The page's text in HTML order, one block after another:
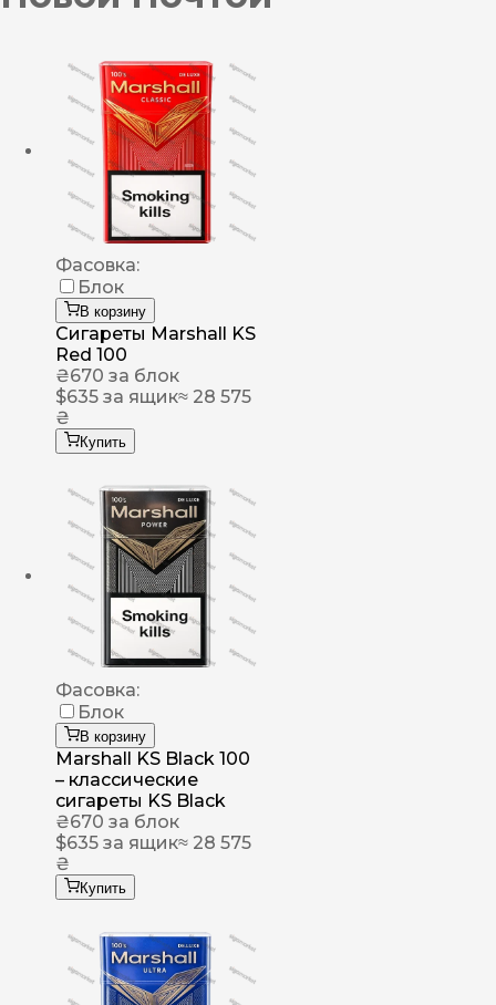
Фасовка:
Блок
В корзину
Сигареты Marshall KS
Red 100
₴670 за блок
$635 за ящик≈ 28 575
₴
Купить
Фасовка:
Блок
В корзину
Marshall KS Black 100
– классические
сигареты KS Black
₴670 за блок
$635 за ящик≈ 28 575
₴
Купить